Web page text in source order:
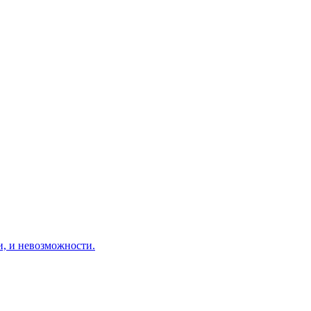
невозможности.